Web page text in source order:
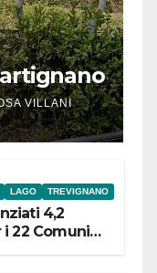
VILLANI
LAGO TREVIGNANO
4,2
22 Comuni